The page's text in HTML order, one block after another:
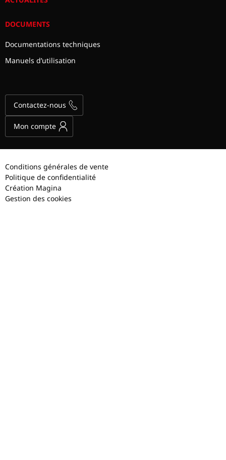
DOCUMENTS
Documentations techniques
Manuels d’utilisation
Contactez-nous
Mon compte
Conditions générales de vente
Politique de confidentialité
Création Magina
Gestion des cookies